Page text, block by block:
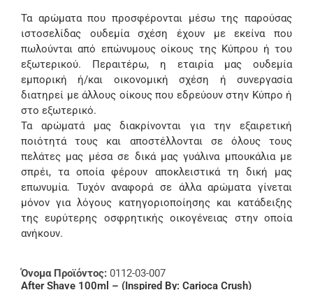
Τα αρώματα που προσφέρονται μέσω της παρούσας
ιστοσελίδας ουδεμία σχέση έχουν με εκείνα που
πωλούνται από επώνυμους οίκους της Κύπρου ή του
εξωτερικού. Περαιτέρω, η εταιρία μας ουδεμία
εμπορική ή/και οικονομική σχέση ή συνεργασία
διατηρεί με άλλους οίκους που εδρεύουν στην Κύπρο ή
στο εξωτερικό.
Τα αρώματά μας διακρίνονται για την εξαιρετική
ποιότητά τους και αποστέλλονται σε όλους τους
πελάτες μας μέσα σε δικά μας γυάλινα μπουκάλια με
σπρέι, τα οποία φέρουν αποκλειστικά τη δική μας
επωνυμία. Τυχόν αναφορά σε άλλα αρώματα γίνεται
μόνον για λόγους κατηγοριοποίησης και κατάδειξης
της ευρύτερης οσφρητικής οικογένειας στην οποία
ανήκουν.
Όνομα Προϊόντος: 0112-03-007
After Shave 100ml – (Inspired By: Carioca Crush)